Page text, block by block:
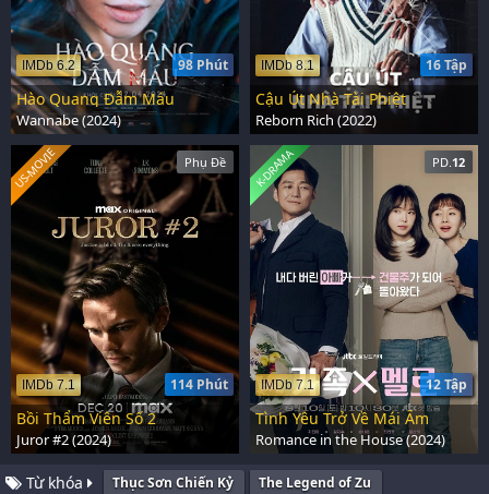
Đinh Ẩn liên thủ đoán kết đồng môn là Đan Thần Tử (Cao Vĩ Quang),
Lý Tử Anh (Lưu Tư Đồng), Châu Thanh Vân (Văn Vịnh San) và huynh đệ
kết nghĩa là Tiểu Trương (Diệp Tổ Tân) trải qua nhiều lần gian nan hiểm
trở, không ngờ cuối cùng vẫn rơi vào âm mưu của kẻ địch, khiến cho
mọi người ly tán.
98 Phút
IMDb 6.2
Hào Quang Đẫm Máu
Wannabe (2024)
16 Tập
IMDb 8.1
Cậu Út Nhà Tài Phiệt
Reborn Rich (2022)
Phụ Đề
114 Phút
IMDb 7.1
US-MOVIE
Bồi Thẩm Viên Số 2
Juror #2 (2024)
PD.12
12 Tập
IMDb 7.1
K-DRAMA
Tình Yêu Trở Về Mái Ấm
Romance in the House (2024)
Từ khóa Thục Sơn Chiến Kỷ The Legend of Zu